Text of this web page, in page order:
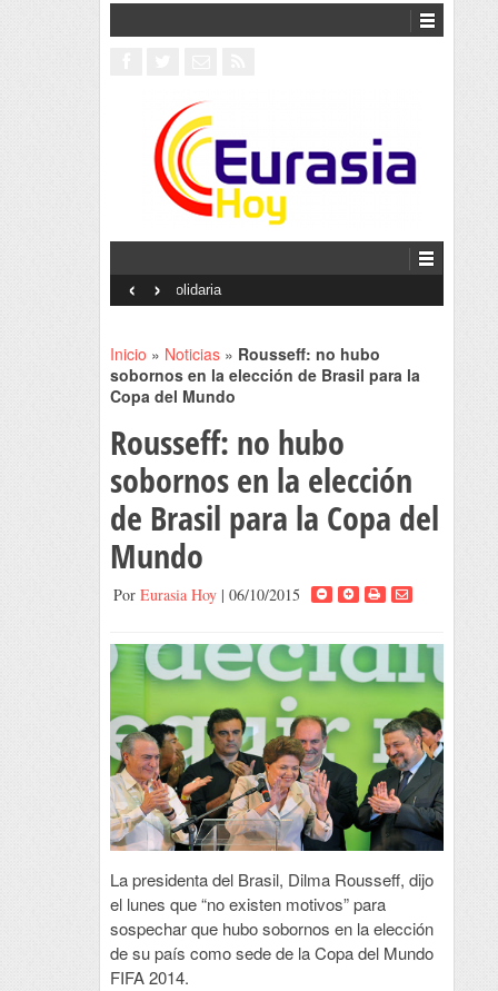
Interventionism estatal
‹ ›
Inicio » Noticias» Rousseff: no hubo
sobornos en la elección de Brasil para la
Copa del Mundo
Rousseff: no hubo
sobornos en la elección
de Brasil para la Copa del
Mundo
Por Eurasia Hoy| 06/10/2015
La presidenta del Brasil, Dilma Rousseff, dijo
el lunes que “no existen motivos” para
sospechar que hubo sobornos en la elección
de su país como sede de la Copa del Mundo
FIFA 2014.